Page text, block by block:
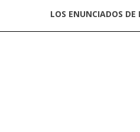
LOS ENUNCIADOS